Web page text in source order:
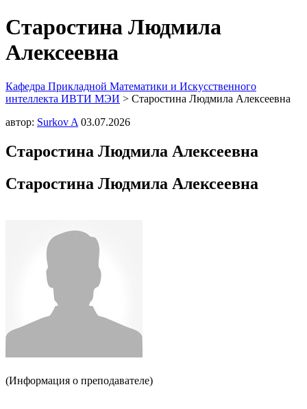
Старостина Людмила
Алексеевна
Кафедра Прикладной Математики и Искусственного
интеллекта ИВТИ МЭИ > Старостина Людмила Алексеевна
автор: Surkov A 03.07.2026
Старостина Людмила Алексеевна
Старостина Людмила Алексеевна
(Информация о преподавателе)